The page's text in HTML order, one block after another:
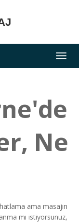
Ne
ama masajın
mı istiyorsunuz,